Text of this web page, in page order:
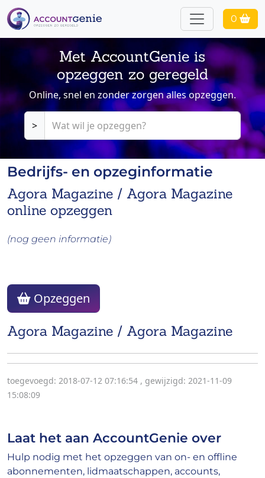
0
Met AccountGenie is
opzeggen zo geregeld
Online, snel en zonder zorgen alles opzeggen.
>
Bedrijfs- en opzeginformatie
Agora Magazine / Agora Magazine
online opzeggen
(nog geen informatie)
Agora Magazine / Agora Magazine
Opzeggen
toegevoegd: 2018-07-12 07:16:54 , gewijzigd: 2021-11-09
15:08:09
Laat het aan AccountGenie over
Hulp nodig met het opzeggen van on- en offline
abonnementen, lidmaatschappen, accounts,